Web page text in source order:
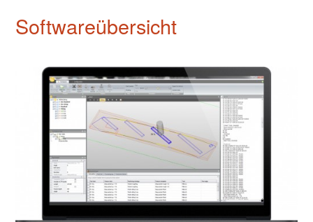
Softwareübersicht